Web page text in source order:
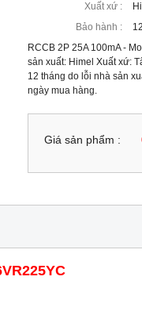
Xuất xứ :
Bảo hành :
RCCB 2P 25A 100mA -
sản xuất: Himel Xuất xứ:
12 tháng do lỗi nhà sản
ngày mua hàng.
Giá sản phẩm :